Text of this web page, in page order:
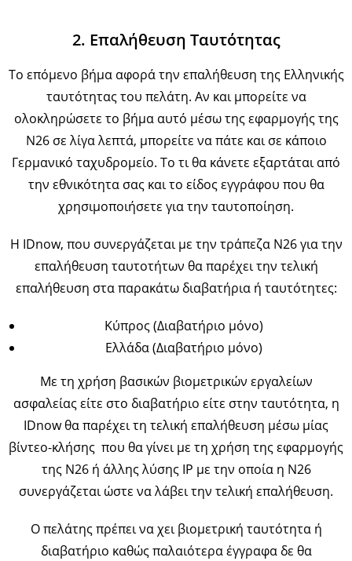
2. Επαλήθευση Ταυτότητας
Το επόμενο βήμα αφορά την επαλήθευση της Ελληνικής
ταυτότητας του πελάτη. Αν και μπορείτε να
ολοκληρώσετε το βήμα αυτό μέσω της εφαρμογής της
Ν26 σε λίγα λεπτά, μπορείτε να πάτε και σε κάποιο
Γερμανικό ταχυδρομείο. Το τι θα κάνετε εξαρτάται από
την εθνικότητα σας και το είδος εγγράφου που θα
χρησιμοποιήσετε για την ταυτοποίηση.
Η IDnow, που συνεργάζεται με την τράπεζα Ν26 για την
επαλήθευση ταυτοτήτων θα παρέχει την τελική
επαλήθευση στα παρακάτω διαβατήρια ή ταυτότητες:
Κύπρος (Διαβατήριο μόνο)
Ελλάδα (Διαβατήριο μόνο)
Με τη χρήση βασικών βιομετρικών εργαλείων
ασφαλείας είτε στο διαβατήριο είτε στην ταυτότητα, η
IDnow θα παρέχει τη τελική επαλήθευση μέσω μίας
βίντεο-κλήσης που θα γίνει με τη χρήση της εφαρμογής
της Ν26 ή άλλης λύσης IP με την οποία η Ν26
συνεργάζεται ώστε να λάβει την τελική επαλήθευση.
Ο πελάτης πρέπει να χει βιομετρική ταυτότητα ή
διαβατήριο καθώς παλαιότερα έγγραφα δε θα